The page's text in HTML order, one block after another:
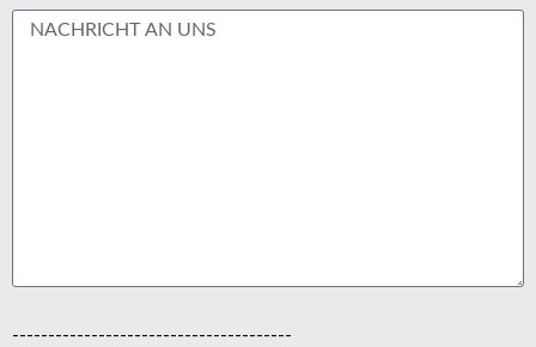
---------------------------------------